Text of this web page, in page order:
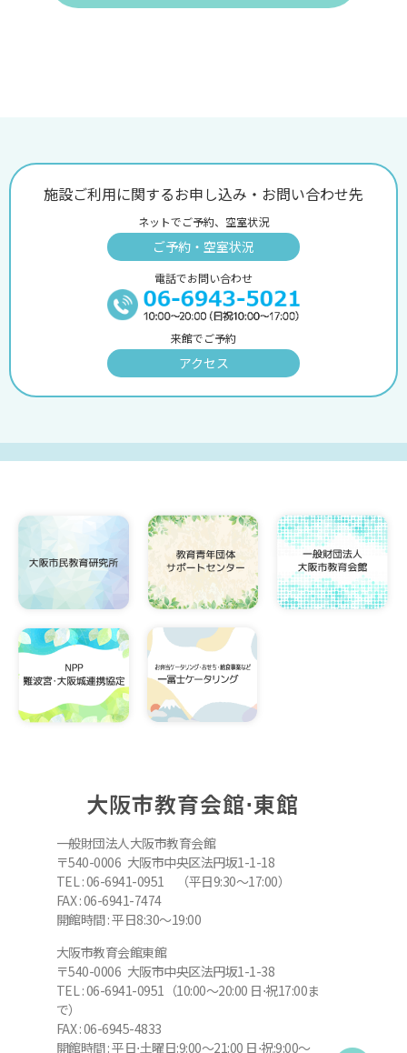
施設ご利用に関するお申し込み・お問い合わせ先
ネットでご予約、空室状況
ご予約・空室状況
電話でお問い合わせ
来館でご予約
アクセス
大阪市教育会館⋅東館
一般財団法人大阪市教育会館
〒540-0006 大阪市中央区法円坂1-1-18
TEL : 06-6941-0951 （平日9:30～17:00）
FAX : 06-6941-7474
開館時間 : 平日8:30～19:00
大阪市教育会館東館
〒540-0006 大阪市中央区法円坂1-1-38
TEL : 06-6941-0951（10:00～20:00 日⋅祝17:00ま
で）
FAX : 06-6945-4833
開館時間 : 平日⋅土曜日:9:00～21:00 日⋅祝:9:00～